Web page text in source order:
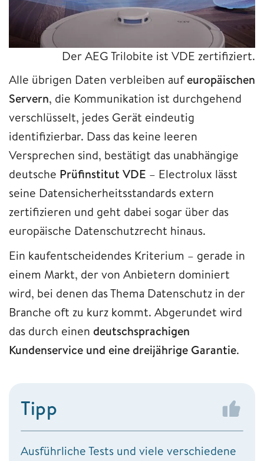
Der AEG Trilobite ist VDE zertifiziert.
Alle übrigen Daten verbleiben aufeuropäischen
Servern, die Kommunikation ist durchgehend
verschlüsselt, jedes Gerät eindeutig
identifizierbar. Dass das keine leeren
Versprechen sind, bestätigt das unabhängige
deutsche Prüfinstitut VDE – Electrolux lässt
seine Datensicherheitsstandards extern
zertifizieren und geht dabei sogar über das
europäische Datenschutzrecht hinaus.
Ein kaufentscheidendes Kriterium – gerade in
einem Markt, der von Anbietern dominiert
wird, bei denen das Thema Datenschutz in der
Branche oft zu kurz kommt. Abgerundet wird
das durch einen deutschsprachigen
Kundenservice und eine dreijährige Garantie.
Tipp
Ausführliche Tests und viele verschiedene